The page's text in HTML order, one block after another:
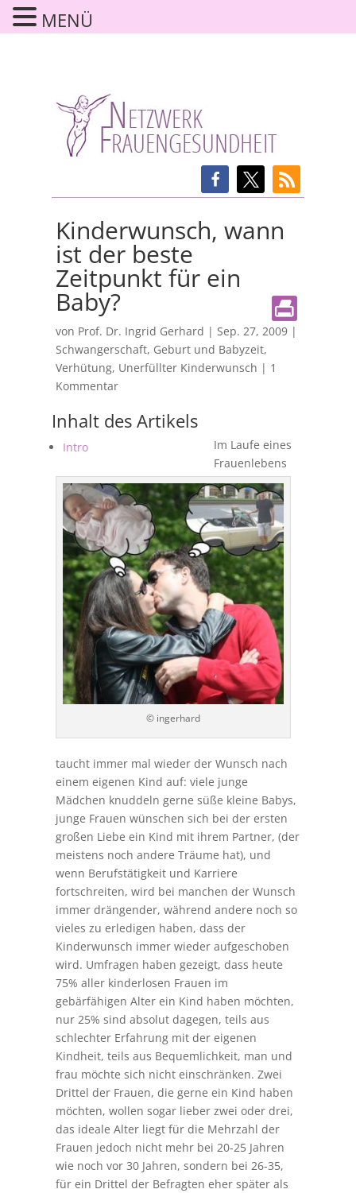
Kinderwunsch, wann
ist der beste
Zeitpunkt für ein
Baby?
von Prof. Dr. Ingrid Gerhard | Sep. 27, 2009|
Schwangerschaft, Geburt und Babyzeit,
Verhütung, Unerfüllter Kinderwunsch | 1
Kommentar
Inhalt des Artikels
Intro
© ingerhard
Im Laufe eines
Frauenlebens
taucht immer mal wieder der Wunsch nach
einem eigenen Kind auf: viele junge
Mädchen knuddeln gerne süße kleine Babys,
junge Frauen wünschen sich bei der ersten
großen Liebe ein Kind mit ihrem Partner, (der
meistens noch andere Träume hat), und
wenn Berufstätigkeit und Karriere
fortschreiten, wird bei manchen der Wunsch
immer drängender, während andere noch so
vieles zu erledigen haben, dass der
Kinderwunsch immer wieder aufgeschoben
wird. Umfragen haben gezeigt, dass heute
75% aller kinderlosen Frauen im
gebärfähigen Alter ein Kind haben möchten,
nur 25% sind absolut dagegen, teils aus
schlechter Erfahrung mit der eigenen
Kindheit, teils aus Bequemlichkeit, man und
frau möchte sich nicht einschränken. Zwei
Drittel der Frauen, die gerne ein Kind haben
möchten, wollen sogar lieber zwei oder drei,
das ideale Alter liegt für die Mehrzahl der
Frauen jedoch nicht mehr bei 20-25 Jahren
wie noch vor 30 Jahren, sondern bei 26-35,
für ein Drittel der Befragten eher später als
MENÜ